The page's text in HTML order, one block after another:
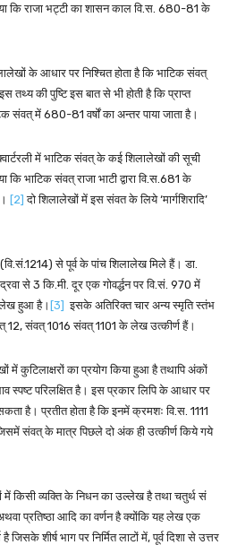
कि राजा भट्टी का शासन काल वि.स. 680-81 के
के आधार पर निश्चित होता है कि भाटिक संवत्
की पुष्टि इस बात से भी होती है कि प्राप्त
में 680-81 वर्षों का अन्तर पाया जाता है।
में भाटिक संवत् के कई शिलालेखों की सूची
भाटिक संवत् राजा भाटी द्वारा वि.स.681 के
[2] दो शिलालेखों में इस संवत के लिये ‘मार्गशिरादि’
से पूर्व के पांच शिलालेख मिले हैं। डा.
से 3 कि.मी. दूर एक गोवर्द्धन पर वि.सं. 970 में
हुआ है। [3] इसके अतिरिक्त चार अन्य स्मृति स्तंभ
12, संवत् 1016 संवत् 1101 के लेख उत्कीर्ण हैं।
में कुटिलाक्षरों का प्रयोग किया हुआ है तथापि अंकों
स्पष्ट परिलक्षित है। इस प्रकार लिपि के आधार पर
है। प्रतीत होता है कि इनमें क्रमशः वि.स. 1111
संवत् के मात्र पिछले दो अंक ही उत्कीर्ण किये गये
किसी व्यक्ति के निधन का उल्लेख है तथा चतुर्थ सं
प्रतिष्ठा आदि का वर्णन है क्योंकि यह लेख एक
जिसके शीर्ष भाग पर निर्मित लाटों में, पूर्व दिशा से उत्तर